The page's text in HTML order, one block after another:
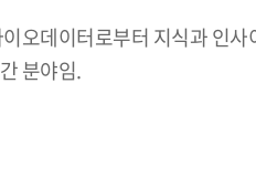
오데이터로부터 지식과 인
분야임.